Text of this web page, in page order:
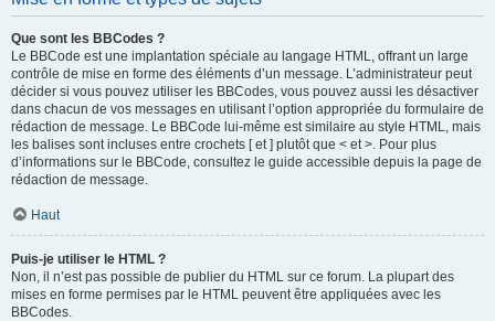
Que sont les BBCodes ?
Le BBCode est une implantation spéciale au langage HTML, offrant un large
contrôle de mise en forme des éléments d’un message. L’administrateur peut
décider si vous pouvez utiliser les BBCodes, vous pouvez aussi les désactiver
dans chacun de vos messages en utilisant l’option appropriée du formulaire de
rédaction de message. Le BBCode lui-même est similaire au style HTML, mais
les balises sont incluses entre crochets [ et ] plutôt que < et >. Pour plus
d’informations sur le BBCode, consultez le guide accessible depuis la page de
rédaction de message.
Haut
Puis-je utiliser le HTML ?
Non, il n’est pas possible de publier du HTML sur ce forum. La plupart des
mises en forme permises par le HTML peuvent être appliquées avec les
BBCodes.